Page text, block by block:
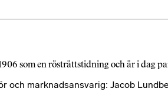
som en rösträttstidning och är i dag
marknadsansvarig: Jacob